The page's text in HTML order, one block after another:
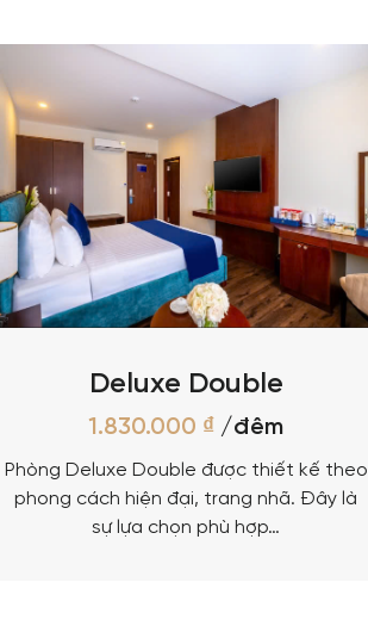
Deluxe Double
1.830.000 ₫ /đêm
Phòng Deluxe Double được thiết kế theo
phong cách hiện đại, trang nhã. Đây là
sự lựa chọn phù hợp…